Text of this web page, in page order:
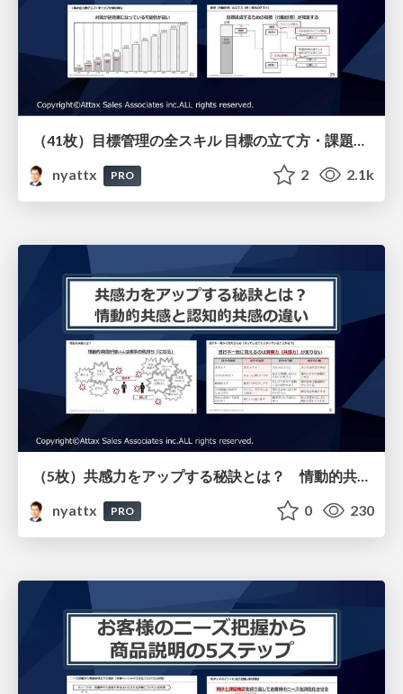
（41枚）目標管理の全スキル 目標の立て方・課題の設定の仕方・計画の立て方・仕組みの作り方・進捗管理のやり方等すべてを解説
nyattx
PRO 2 2.1k
（5枚）共感力をアップする秘訣とは？ 情動的共感と認知的共感の違いについて
nyattx
PRO 0 230